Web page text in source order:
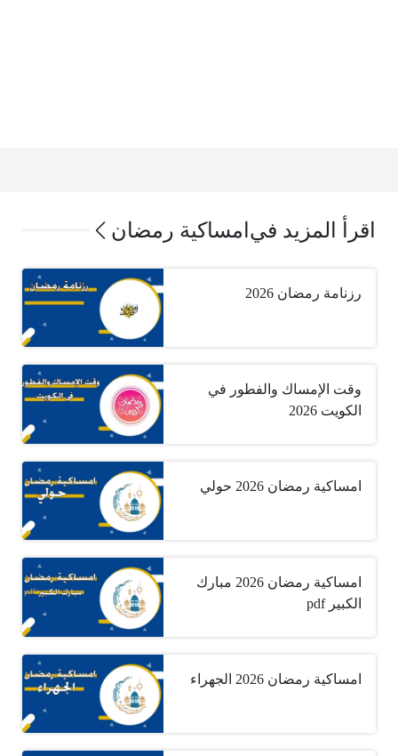
اقرأ المزيد في امساكية رمضان
رزنامة رمضان 2026
وقت الإمساك والفطور في
الكويت 2026
امساكية رمضان 2026 حولي
امساكية رمضان 2026 مبارك
الكبير pdf
امساكية رمضان 2026 الجهراء